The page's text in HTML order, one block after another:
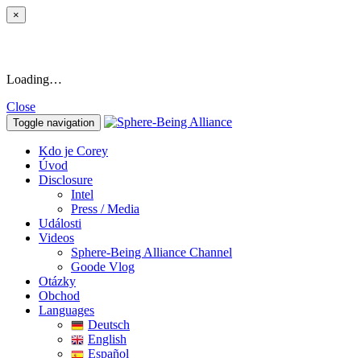
×
Loading…
Close
Toggle navigation
Kdo je Corey
Úvod
Disclosure
Intel
Press / Media
Události
Videos
Sphere-Being Alliance Channel
Goode Vlog
Otázky
Obchod
Languages
Deutsch
English
Español